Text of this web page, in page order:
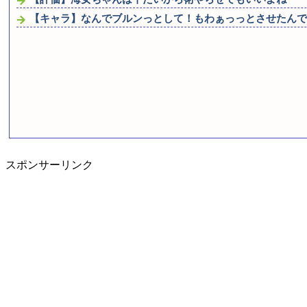
【キャラ】なんでブルンっとして！もわぁっっとさせたん
スポンサーリンク